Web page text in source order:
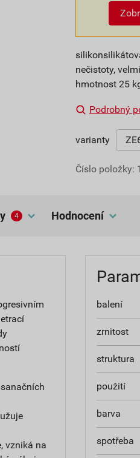
nečistoty,
hmotnost 25
Podrobný
varianty
Číslo položky:
4 hodnocení
vzniká na
balení
zrnitost
struktura
použití
barva
spotřeba